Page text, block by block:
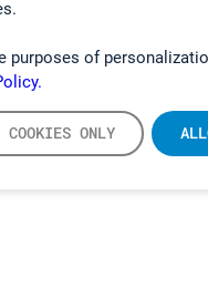
of
COOKIES ONLY